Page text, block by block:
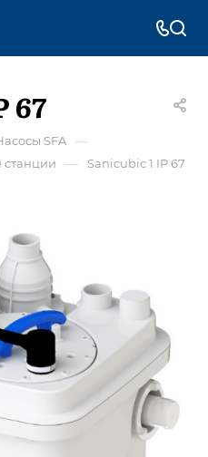
67
SFA —
— Sanicubic 1 IP 67